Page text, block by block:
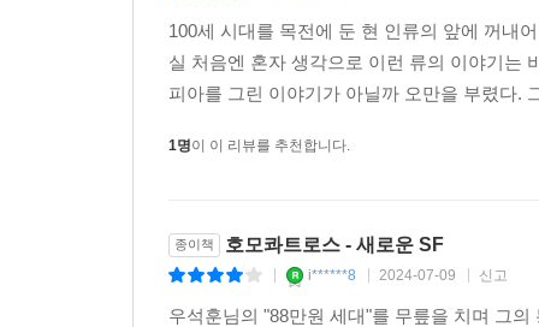
100세 시대를 목전에 둔 현 인류의 앞에 꺼내
실 처음엔 혼자 생각으로 이런 류의 이야기는
피아를 그린 이야기가 아닐까 오만을 부렸다.
1명이 이 리뷰를 추천합니다.
종이책 호모콰트로스 - 새로운 SF
i******8 2024-07-09 신고
우석훈님의 "88만원 세대"를 무릎을 치며 그